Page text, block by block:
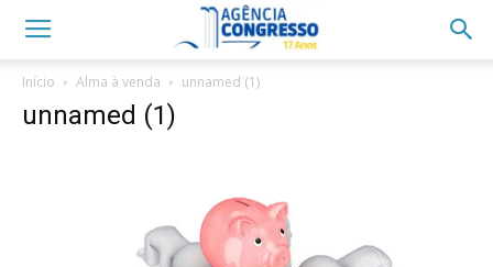
Início Alma à venda unnamed (1)
unnamed (1)